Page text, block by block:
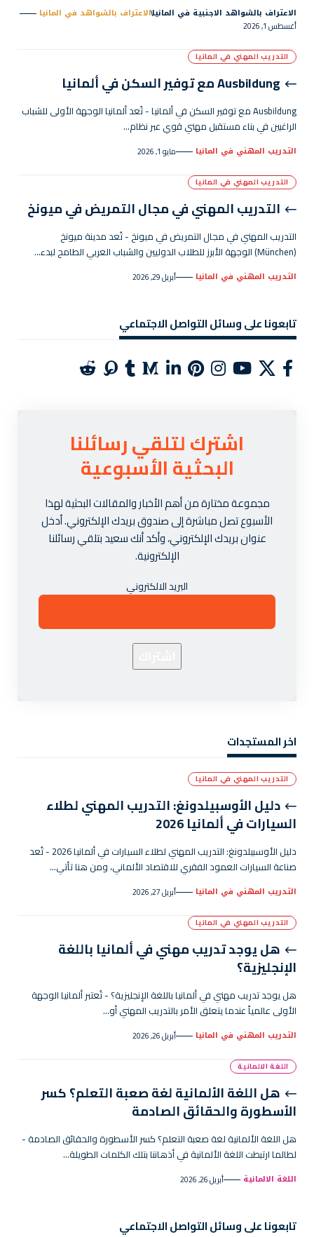
الاعتراف بالشواهد الاجنبية في المانياالاعتراف بالشواهد في المانيا
أغسطس 1, 2026
التدريب المهني في المانيا
Ausbildung مع توفير السكن في ألمانيا
Ausbildung مع توفير السكن في ألمانيا - تُعد ألمانيا الوجهة الأولى للشباب
الراغبين في بناء مستقبل مهني قوي عبر نظام…
التدريب المهني في المانيا مايو 1, 2026
التدريب المهني في المانيا
التدريب المهني في مجال التمريض في ميونخ
التدريب المهني في مجال التمريض في ميونخ - تُعد مدينة ميونخ
(München) الوجهة الأبرز للطلاب الدوليين والشباب العربي الطامح لبدء…
التدريب المهني في المانيا أبريل 29, 2026
تابعونا على وسائل التواصل الاجتماعي
اشترك لتلقي رسائلنا
البحثية الأسبوعية
مجموعة مختارة من أهم الأخبار والمقالات البحثية لهذا
الأسبوع تصل مباشرة إلى صندوق بريدك الإلكتروني. أدخل
عنوان بريدك الإلكتروني، وأكد أنك سعيد بتلقي رسائلنا
الإلكترونية.
البريد الالكتروني
اخر المستجدات
التدريب المهني في المانيا
دليل الأوسبيلدونغ: التدريب المهني لطلاء
السيارات في ألمانيا 2026
دليل الأوسبيلدونغ: التدريب المهني لطلاء السيارات في ألمانيا 2026 - تُعد
صناعة السيارات العمود الفقري للاقتصاد الألماني، ومن هنا تأتي…
التدريب المهني في المانيا أبريل 27, 2026
التدريب المهني في المانيا
هل يوجد تدريب مهني في ألمانيا باللغة
الإنجليزية؟
هل يوجد تدريب مهني في ألمانيا باللغة الإنجليزية؟ - تُعتبر ألمانيا الوجهة
الأولى عالمياً عندما يتعلق الأمر بالتدريب المهني أو…
التدريب المهني في المانيا أبريل 26, 2026
اللغة الالمانية
هل اللغة الألمانية لغة صعبة التعلم؟ كسر
الأسطورة والحقائق الصادمة
هل اللغة الألمانية لغة صعبة التعلم؟ كسر الأسطورة والحقائق الصادمة -
لطالما ارتبطت اللغة الألمانية في أذهاننا بتلك الكلمات الطويلة…
اللغة الالمانية أبريل 26, 2026
تابعونا على وسائل التواصل الاجتماعي